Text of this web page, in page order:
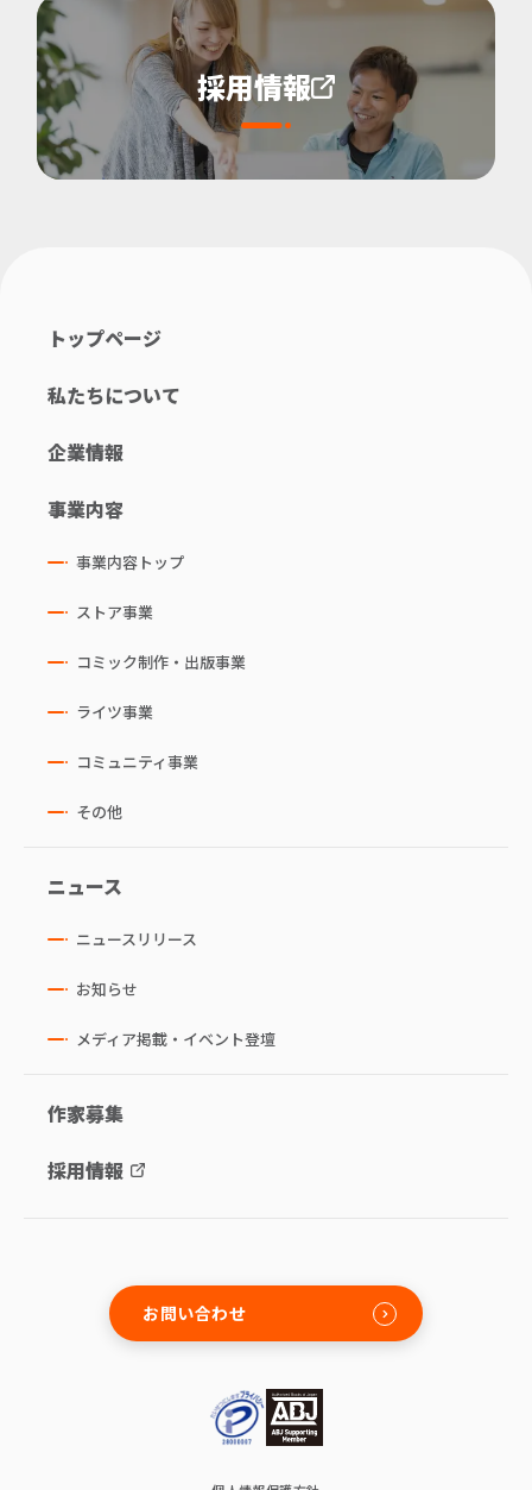
採用情報
トップページ
私たちについて
企業情報
事業内容
事業内容トップ
ストア事業
コミック制作・出版事業
ライツ事業
コミュニティ事業
その他
ニュース
ニュースリリース
お知らせ
メディア掲載・イベント登壇
作家募集
採用情報
お問い合わせ